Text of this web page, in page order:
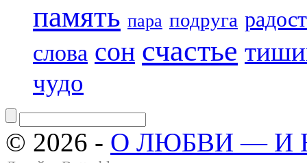
память пара подруга
слова сон счастье
чудо
© 2026 - О ЛЮБВИ — И